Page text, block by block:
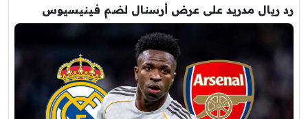
رد ريال مدريد على عرض أرسنال لضم فينيسيوس